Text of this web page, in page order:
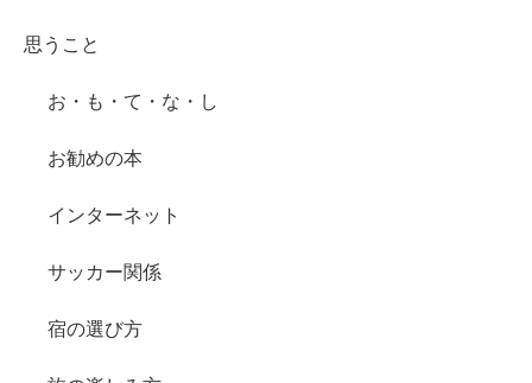
思うこと
お・も・て・な・し
お勧めの本
インターネット
サッカー関係
宿の選び方